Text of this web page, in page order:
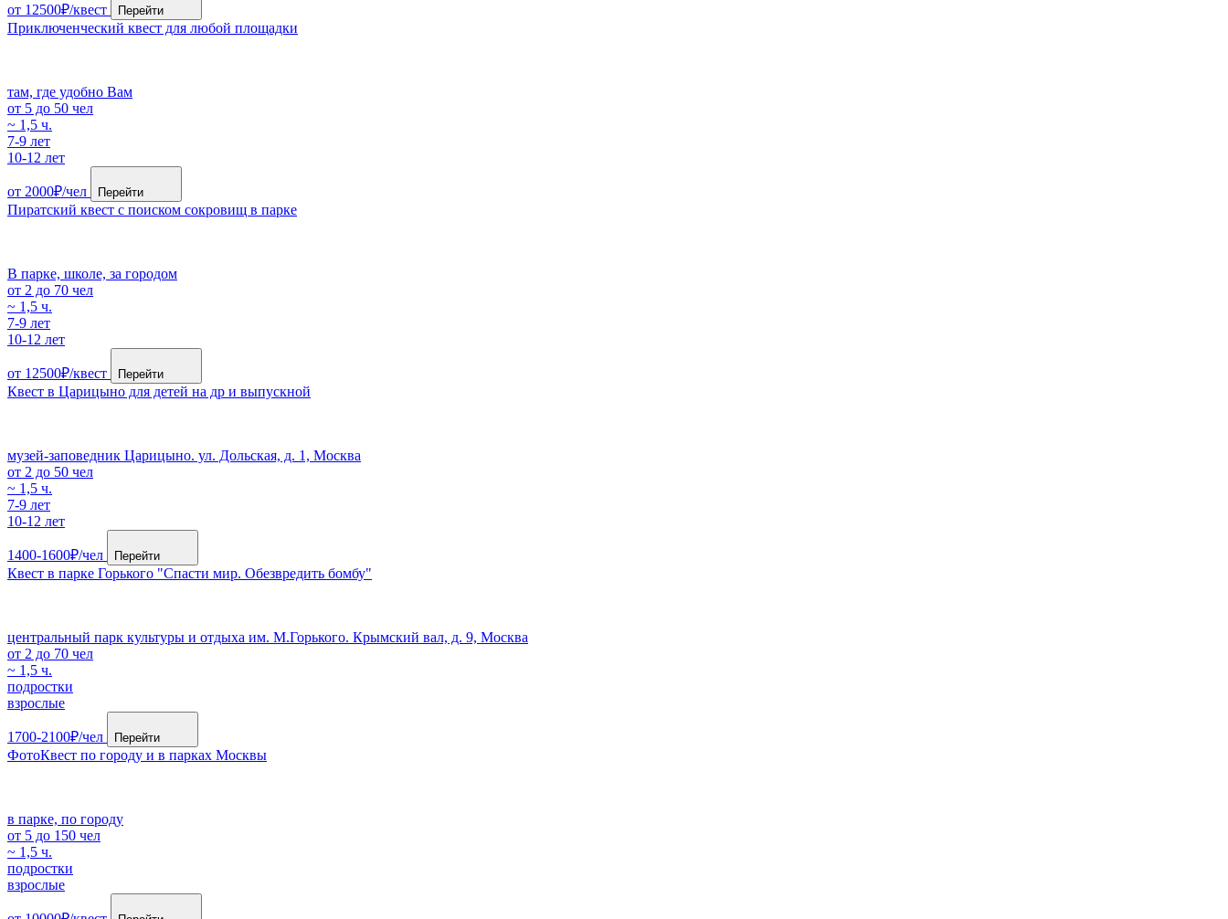
от 12500₽/квест Перейти
Приключенческий квест для любой площадки
там, где удобно Вам
от 5 до 50 чел
~ 1,5 ч.
7-9 лет
10-12 лет
от 2000₽/чел Перейти
Пиратский квест с поиском сокровищ в парке
В парке, школе, за городом
от 2 до 70 чел
~ 1,5 ч.
7-9 лет
10-12 лет
от 12500₽/квест Перейти
Квест в Царицыно для детей на др и выпускной
музей-заповедник Царицыно. ул. Дольская, д. 1, Москва
от 2 до 50 чел
~ 1,5 ч.
7-9 лет
10-12 лет
1400-1600₽/чел Перейти
Квест в парке Горького "Спасти мир. Обезвредить бомбу"
центральный парк культуры и отдыха им. М.Горькогo. Крымский вал, д. 9, Москва
от 2 до 70 чел
~ 1,5 ч.
подростки
взрослые
1700-2100₽/чел Перейти
ФотоКвест по городу и в парках Москвы
в парке, по городу
от 5 до 150 чел
~ 1,5 ч.
подростки
взрослые